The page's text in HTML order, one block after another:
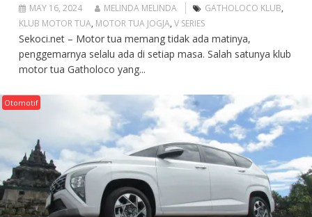
MAY 16, 2024 MELINDA MELINDA GATHOLOCO KLUB,
KLUB MOTOR TUA, MOTOR TUA JOGJA, V SERIES
Sekoci.net – Motor tua memang tidak ada matinya,
penggemarnya selalu ada di setiap masa. Salah satunya klub
motor tua Gatholoco yang...
Otomotif